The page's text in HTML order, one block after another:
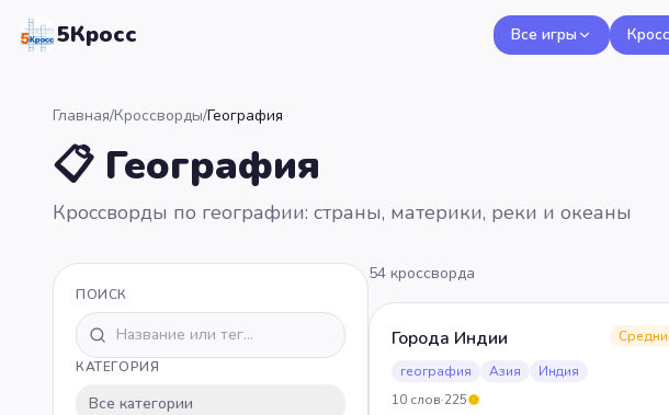
5Кросс Все игры
Главная/Кроссворды/География
📋 География
Кроссворды по географии: страны, материки, реки и океаны
ПОИСК
КАТЕГОРИЯ
Все категории
54 кроссворда
Города Индии
география
Азия
Индия
10 слов·225